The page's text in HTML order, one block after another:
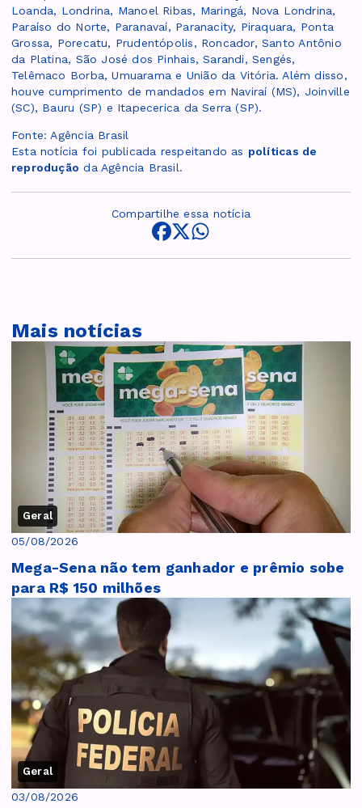
Loanda, Londrina, Manoel Ribas, Maringá, Nova Londrina,
Paraíso do Norte, Paranavaí, Paranacity, Piraquara, Ponta
Grossa, Porecatu, Prudentópolis, Roncador, Santo Antônio
da Platina, São José dos Pinhais, Sarandi, Sengés,
Telêmaco Borba, Umuarama e União da Vitória. Além disso,
houve cumprimento de mandados em Naviraí (MS), Joinville
(SC), Bauru (SP) e Itapecerica da Serra (SP).
Fonte: Agência Brasil
Esta notícia foi publicada respeitando as políticas de
reprodução da Agência Brasil.
Compartilhe essa notícia
Mais notícias
Geral
05/08/2026
Mega-Sena não tem ganhador e prêmio sobe
para R$ 150 milhões
Geral
03/08/2026